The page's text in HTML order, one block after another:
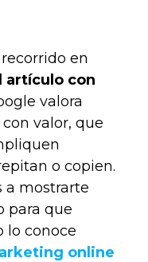
en
artículo con
valora
valor, que
o copien.
a mostrarte
para que
lo conoce
online